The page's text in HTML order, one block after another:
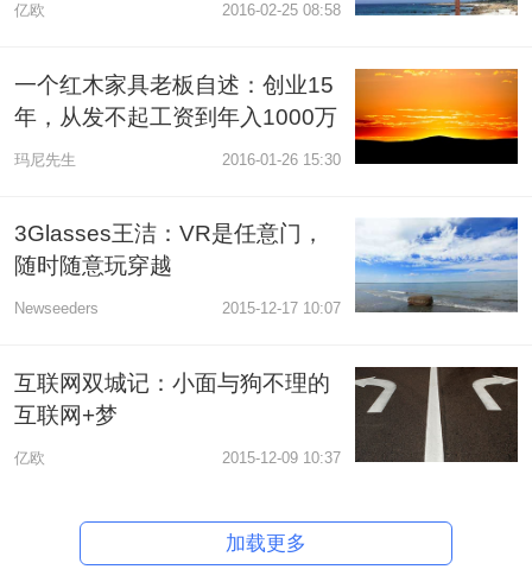
亿欧 2016-02-25 08:58
一个红木家具老板自述：创业15
年，从发不起工资到年入1000万
玛尼先生 2016-01-26 15:30
3Glasses王洁：VR是任意门，
随时随意玩穿越
Newseeders 2015-12-17 10:07
互联网双城记：小面与狗不理的
互联网+梦
亿欧 2015-12-09 10:37
加载更多